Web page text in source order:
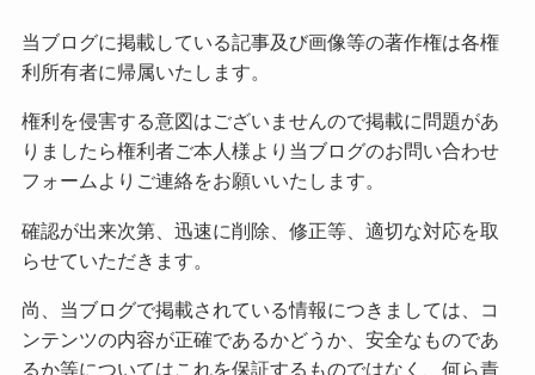
当ブログに掲載している記事及び画像等の著作権は各権
利所有者に帰属いたします。
権利を侵害する意図はございませんので掲載に問題があ
りましたら権利者ご本人様より当ブログのお問い合わせ
フォームよりご連絡をお願いいたします。
確認が出来次第、迅速に削除、修正等、適切な対応を取
らせていただきます。
尚、当ブログで掲載されている情報につきましては、コ
ンテンツの内容が正確であるかどうか、安全なものであ
るか等についてはこれを保証するものではなく、何ら責